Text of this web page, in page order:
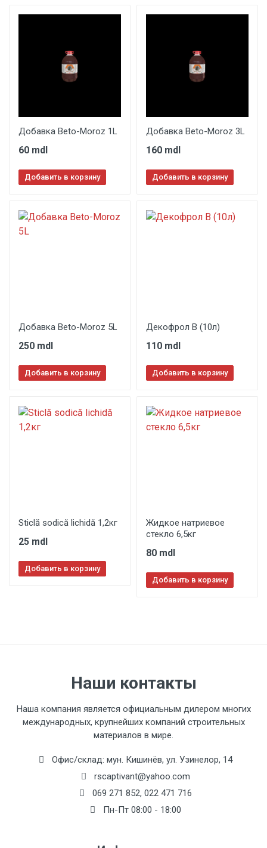
Добавка Beto-Moroz 1L
60 mdl
Добавить в корзину
Добавка Beto-Moroz 3L
160 mdl
Добавить в корзину
Добавка Beto-Moroz 5L
250 mdl
Добавить в корзину
Декофрол В (10л)
110 mdl
Добавить в корзину
Sticlă sodică lichidă 1,2кг
25 mdl
Добавить в корзину
Жидкое натриевое
стекло 6,5кг
80 mdl
Добавить в корзину
Наши контакты
Наша компания является официальным дилером многих
международных, крупнейших компаний строительных
материалов в мире.
Офис/склад: мун. Кишинёв, ул. Узинелор, 14
rscaptivant@yahoo.com
069 271 852, 022 471 716
Пн-Пт 08:00 - 18:00